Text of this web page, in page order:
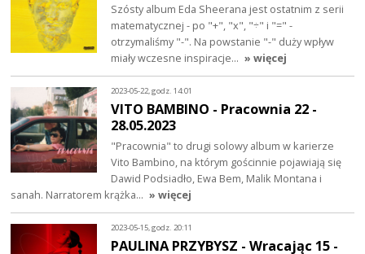
Szósty album Eda Sheerana jest ostatnim z serii
matematycznej - po "+", "x", "÷" i "=" -
otrzymaliśmy "-". Na powstanie "-" duży wpływ
miały wczesne inspiracje… » więcej
2023-05-22, godz. 14:01
VITO BAMBINO - Pracownia 22 -
28.05.2023
"Pracownia" to drugi solowy album w karierze
Vito Bambino, na którym gościnnie pojawiają się
Dawid Podsiadło, Ewa Bem, Malik Montana i
sanah. Narratorem krążka… » więcej
2023-05-15, godz. 20:11
PAULINA PRZYBYSZ - Wracając 15 -